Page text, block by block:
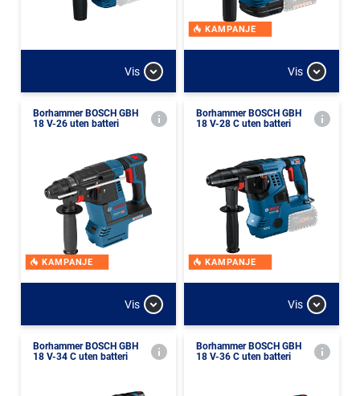
Vis
KAMPANJE
Vis
Borhammer BOSCH GBH
18 V-26 uten batteri
KAMPANJE
Vis
Borhammer BOSCH GBH
18 V-28 C uten batteri
KAMPANJE
Vis
Borhammer BOSCH GBH
18 V-34 C uten batteri
Borhammer BOSCH GBH
18 V-36 C uten batteri